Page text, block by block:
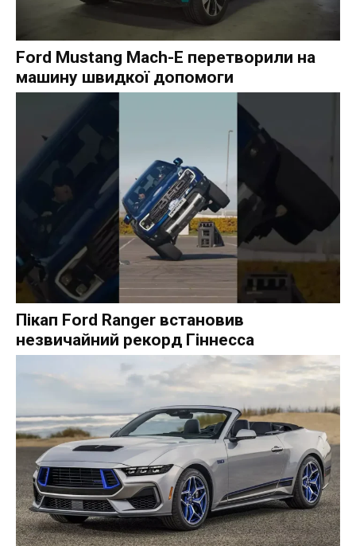
Ford Mustang Mach-E перетворили на
машину швидкої допомоги
Пікап Ford Ranger встановив
незвичайний рекорд Гіннесса